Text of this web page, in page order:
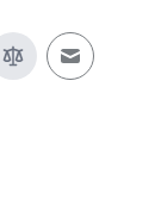
E-Mail an